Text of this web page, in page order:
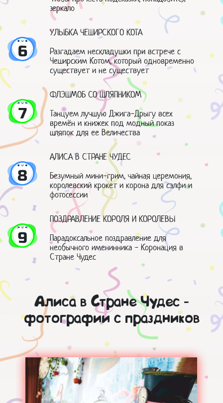
зеркало
6
УЛЫБКА ЧЕШИРСКОГО КОТА
Разгадаем нескладушки при встрече с
Чеширским Котом, который одновременно
существует и не существует
7
ФЛЭШМОБ СО ШЛЯПНИКОМ
Танцуем лучшую Джига-Дрыгу всех
времён и книжек под модный показ
шляпок для ее Величества
8
АЛИСА В СТРАНЕ ЧУДЕС
Безумный мини-грим, чайная церемония,
королевский крокет и корона для сэлфи и
фотосессии
9
ПОЗДРАВЛЕНИЕ КОРОЛЯ И КОРОЛЕВЫ
Парадоксальное поздравление для
необычного именинника - Коронация в
Стране Чудес
Алиса в Стране Чудес -
фотографии с праздников